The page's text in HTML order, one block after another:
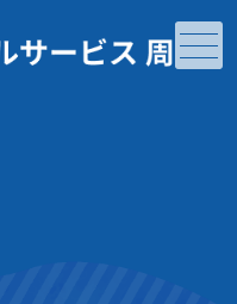
メニュー